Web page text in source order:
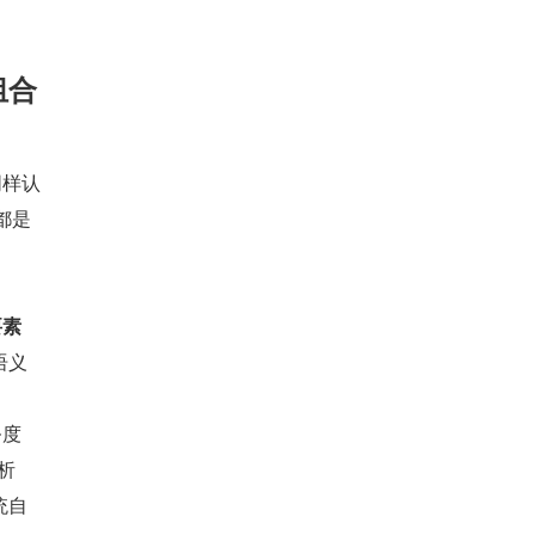
合
认
是
义
自